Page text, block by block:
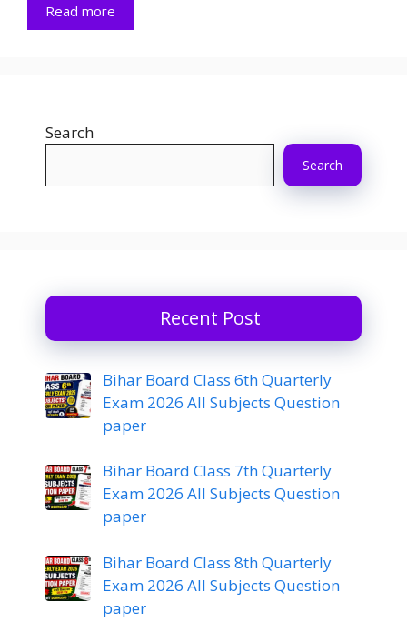
Read more
Search
Search
Recent Post
Bihar Board Class 6th Quarterly
Exam 2026 All Subjects Question
paper
Bihar Board Class 7th Quarterly
Exam 2026 All Subjects Question
paper
Bihar Board Class 8th Quarterly
Exam 2026 All Subjects Question
paper